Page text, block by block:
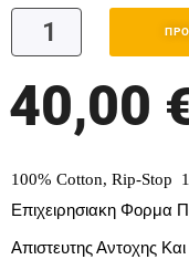
40,00
100% Cotton, Rip-Stop
Επιχειρησιακη Φορμα
Απιστευτης Αντοχης